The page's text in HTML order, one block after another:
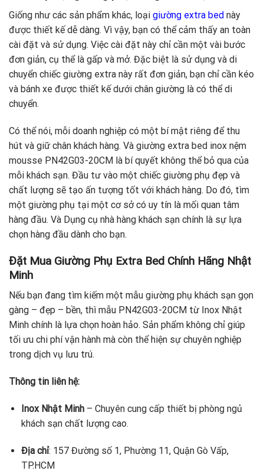
Giống như các sản phẩm khác, loại giường extra bed này
được thiết kế dễ dàng. Vì vậy, bạn có thể cảm thấy an toàn
cài đặt và sử dụng. Việc cài đặt này chỉ cần một vài bước
đơn giản, cụ thể là gấp và mở. Đặc biệt là sử dụng và di
chuyển chiếc giường extra này rất đơn giản, bạn chỉ cần kéo
và bánh xe được thiết kế dưới chân giường là có thể di
chuyển.
Có thể nói, mỗi doanh nghiệp có một bí mật riêng để thu
hút và giữ chân khách hàng. Và giường extra bed inox nệm
mousse PN42G03-20CM là bí quyết không thể bỏ qua của
mỗi khách sạn. Đầu tư vào một chiếc giường phụ đẹp và
chất lượng sẽ tạo ấn tượng tốt với khách hàng. Do đó, tìm
một giường phụ tại một cơ sở có uy tín là mối quan tâm
hàng đầu. Và Dụng cụ nhà hàng khách sạn chính là sự lựa
chọn hàng đầu dành cho bạn.
Đặt Mua Giường Phụ Extra Bed Chính Hãng Nhật
Minh
Nếu bạn đang tìm kiếm một mẫu giường phụ khách sạn gọn
gàng – đẹp – bền, thì mẫu PN42G03-20CM từ Inox Nhật
Minh chính là lựa chọn hoàn hảo. Sản phẩm không chỉ giúp
tối ưu chi phí vận hành mà còn thể hiện sự chuyên nghiệp
trong dịch vụ lưu trú.
Thông tin liên hệ:
Inox Nhật Minh– Chuyên cung cấp thiết bị phòng ngủ
khách sạn chất lượng cao.
Địa chỉ: 157 Đường số 1, Phường 11, Quận Gò Vấp,
TP.HCM